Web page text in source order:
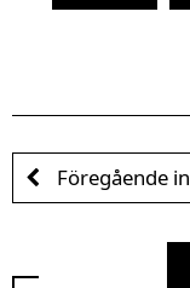
Föregående